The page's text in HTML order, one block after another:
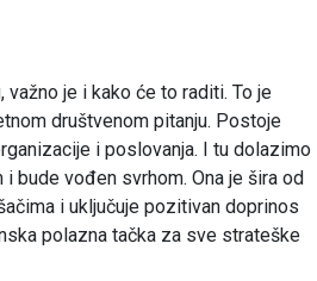
je i kako će to raditi. To je
društvenom pitanju. Postoje
i poslovanja. I tu dolazimo
bude vođen svrhom. Ona je šira od
i uključuje pozitivan doprinos
polazna tačka za sve strateške